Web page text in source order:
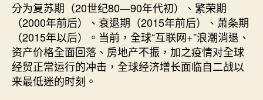
分为复苏期（20世纪80—90年代初）、繁荣期
（2000年前后）、衰退期（2015年前后）、萧条期
（2015年以后）。当前，全球“互联网+”浪潮消退、
资产价格全面回落、房地产不振，加之疫情对全球
经贸正常运行的冲击，全球经济增长面临自二战以
来最低迷的时刻。